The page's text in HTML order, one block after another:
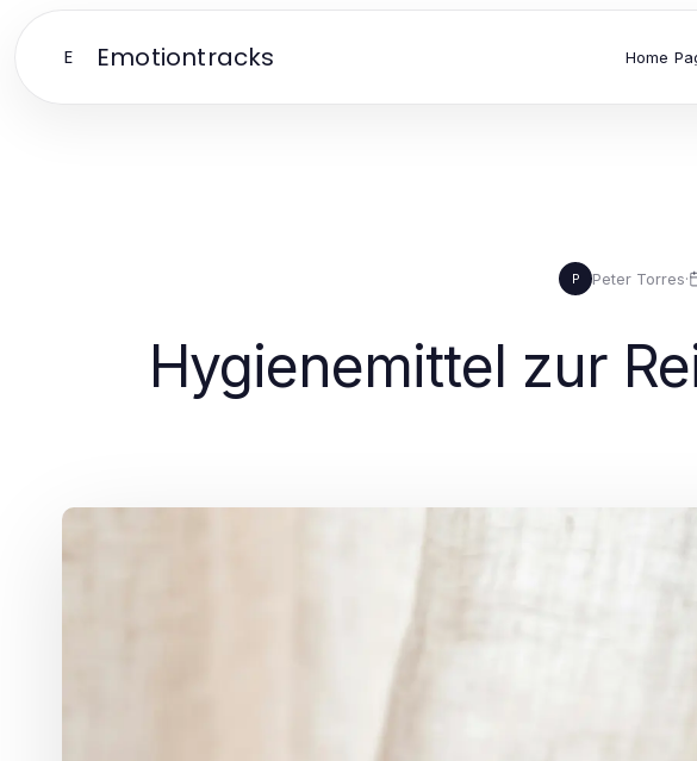
E Emotiontracks Home
P Peter Torres·
Hygienemittel zur